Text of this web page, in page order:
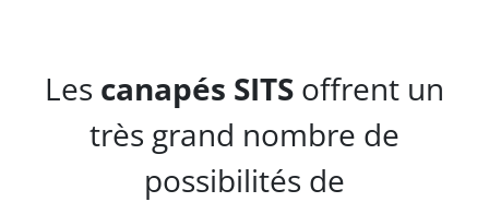
Les canapés SITS offrent un
très grand nombre de
possibilités de